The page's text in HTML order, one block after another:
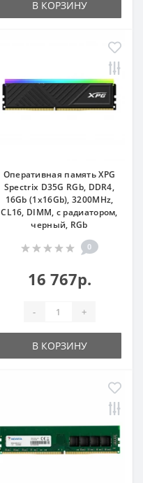
В КОРЗИНУ
Оперативная память XPG
Spectrix D35G RGb, DDR4,
16Gb (1x16Gb), 3200MHz,
CL16, DIMM, с радиатором,
черный, RGb
0
16 767р.
- +
В КОРЗИНУ